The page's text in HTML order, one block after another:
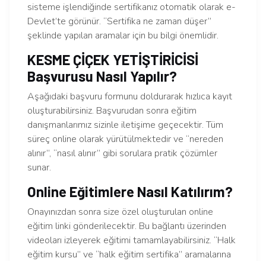
sisteme işlendiğinde sertifikanız otomatik olarak e-
Devlet’te görünür. “Sertifika ne zaman düşer”
şeklinde yapılan aramalar için bu bilgi önemlidir.
KESME ÇİÇEK YETİŞTİRİCİSİ
Başvurusu Nasıl Yapılır?
Aşağıdaki başvuru formunu doldurarak hızlıca kayıt
oluşturabilirsiniz. Başvurudan sonra eğitim
danışmanlarımız sizinle iletişime geçecektir. Tüm
süreç online olarak yürütülmektedir ve “nereden
alınır”, “nasıl alınır” gibi sorulara pratik çözümler
sunar.
Online Eğitimlere Nasıl Katılırım?
Onayınızdan sonra size özel oluşturulan online
eğitim linki gönderilecektir. Bu bağlantı üzerinden
videoları izleyerek eğitimi tamamlayabilirsiniz. “Halk
eğitim kursu” ve “halk eğitim sertifika” aramalarına